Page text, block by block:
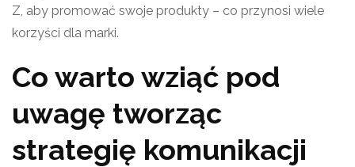
Z, aby promować swoje produkty – co przynosi wiele
korzyści dla marki.
Co warto wziąć pod
uwagę tworząc
strategię komunikacji